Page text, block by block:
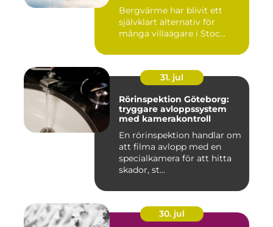
Bergvärme har blivit ett
självklart alternativ för
många villaägare i Stoc...
31. jul
Rörinspektion Göteborg:
tryggare avloppssystem
med kamerakontroll
En rörinspektion handlar om
att filma avlopp med en
specialkamera för att hitta
skador, st...
30. jul